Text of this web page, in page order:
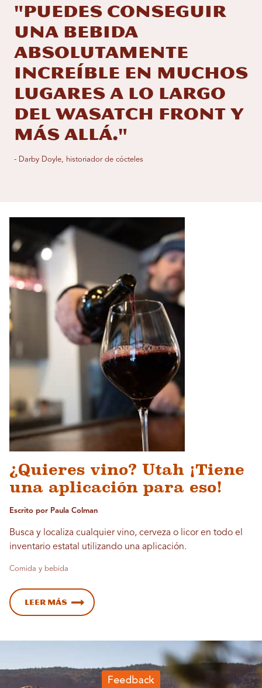
"Puedes conseguir
una bebida
absolutamente
increíble en muchos
lugares a lo largo
del Wasatch Front y
más allá."
- Darby Doyle, historiador de cócteles
¿Quieres vino? Utah ¡Tiene
una aplicación para eso!
Escrito por Paula Colman
Busca y localiza cualquier vino, cerveza o licor en todo el
inventario estatal utilizando una aplicación.
Comida y bebida
Leer más